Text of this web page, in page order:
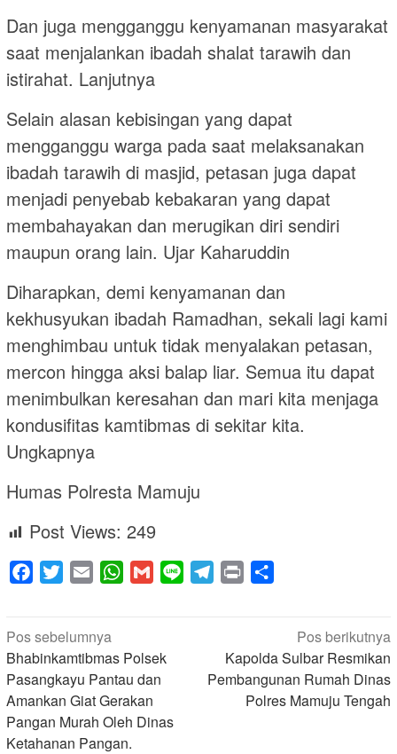
Dan juga mengganggu kenyamanan masyarakat
saat menjalankan ibadah shalat tarawih dan
istirahat. Lanjutnya
Selain alasan kebisingan yang dapat
mengganggu warga pada saat melaksanakan
ibadah tarawih di masjid, petasan juga dapat
menjadi penyebab kebakaran yang dapat
membahayakan dan merugikan diri sendiri
maupun orang lain. Ujar Kaharuddin
Diharapkan, demi kenyamanan dan
kekhusyukan ibadah Ramadhan, sekali lagi kami
menghimbau untuk tidak menyalakan petasan,
mercon hingga aksi balap liar. Semua itu dapat
menimbulkan keresahan dan mari kita menjaga
kondusifitas kamtibmas di sekitar kita.
Ungkapnya
Humas Polresta Mamuju
Post Views: 249
Facebook
Twitter Email WhatsApp
Gmail Line Telegram
Print
Navigasi
pos
Pos sebelumnya
Bhabinkamtibmas Polsek
Pasangkayu Pantau dan
Amankan Giat Gerakan
Pangan Murah Oleh Dinas
Ketahanan Pangan.
Pos berikutnya
Kapolda Sulbar Resmikan
Pembangunan Rumah Dinas
Polres Mamuju Tengah